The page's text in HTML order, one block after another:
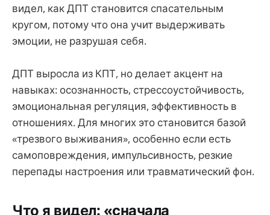
видел, как ДПТ становится спасательным
кругом, потому что она учит выдерживать
эмоции, не разрушая себя.
ДПТ выросла из КПТ, но делает акцент на
навыках: осознанность, стрессоустойчивость,
эмоциональная регуляция, эффективность в
отношениях. Для многих это становится базой
«трезвого выживания», особенно если есть
самоповреждения, импульсивность, резкие
перепады настроения или травматический фон.
Что я видел: «сначала